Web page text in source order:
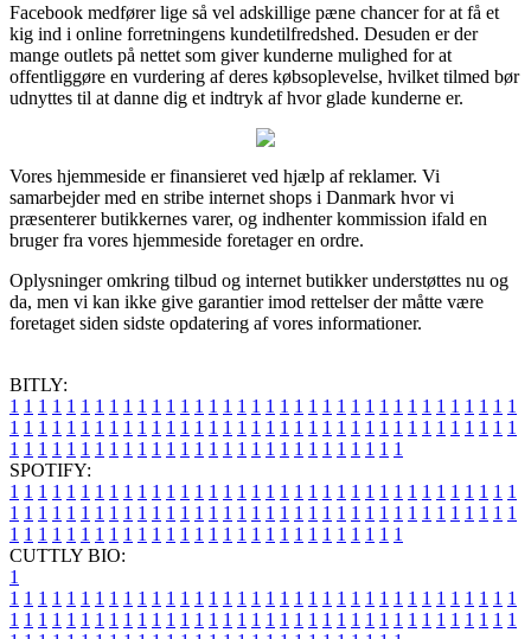
Facebook medfører lige så vel adskillige pæne chancer for at få et
kig ind i online forretningens kundetilfredshed. Desuden er der
mange outlets på nettet som giver kunderne mulighed for at
offentliggøre en vurdering af deres købsoplevelse, hvilket tilmed bør
udnyttes til at danne dig et indtryk af hvor glade kunderne er.
Vores hjemmeside er finansieret ved hjælp af reklamer. Vi
samarbejder med en stribe internet shops i Danmark hvor vi
præsenterer butikkernes varer, og indhenter kommission ifald en
bruger fra vores hjemmeside foretager en ordre.
Oplysninger omkring tilbud og internet butikker understøttes nu og
da, men vi kan ikke give garantier imod rettelser der måtte være
foretaget siden sidste opdatering af vores informationer.
BITLY:
1 1 1 1 1 1 1 1 1 1 1 1 1 1 1 1 1 1 1 1 1 1 1 1 1 1 1 1 1 1 1 1 1 1 1 1
1 1 1 1 1 1 1 1 1 1 1 1 1 1 1 1 1 1 1 1 1 1 1 1 1 1 1 1 1 1 1 1 1 1 1 1
1 1 1 1 1 1 1 1 1 1 1 1 1 1 1 1 1 1 1 1 1 1 1 1 1 1 1 1
SPOTIFY:
1 1 1 1 1 1 1 1 1 1 1 1 1 1 1 1 1 1 1 1 1 1 1 1 1 1 1 1 1 1 1 1 1 1 1 1
1 1 1 1 1 1 1 1 1 1 1 1 1 1 1 1 1 1 1 1 1 1 1 1 1 1 1 1 1 1 1 1 1 1 1 1
1 1 1 1 1 1 1 1 1 1 1 1 1 1 1 1 1 1 1 1 1 1 1 1 1 1 1 1
CUTTLY BIO:
1
1 1 1 1 1 1 1 1 1 1 1 1 1 1 1 1 1 1 1 1 1 1 1 1 1 1 1 1 1 1 1 1 1 1 1 1
1 1 1 1 1 1 1 1 1 1 1 1 1 1 1 1 1 1 1 1 1 1 1 1 1 1 1 1 1 1 1 1 1 1 1 1